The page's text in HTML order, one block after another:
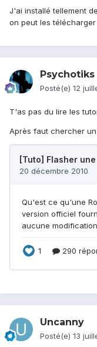
J'ai installé tellement
on peut les
Psychotiks
Posté(e) 12
T'as pas du lire les
Après faut chercher
Uncanny
Posté(e) 13